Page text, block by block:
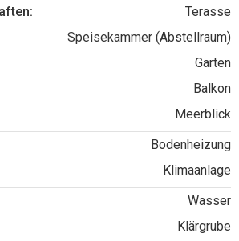
Terasse
Speisekammer (Abstellraum)
Garten
Balkon
Meerblick
Bodenheizung
Klimaanlage
Wasser
Klärgrube